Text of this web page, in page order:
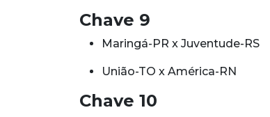
Chave 9
Maringá-PR x Juventude-RS
União-TO x América-RN
Chave 10